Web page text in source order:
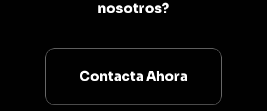
nosotros?
Contacta Ahora